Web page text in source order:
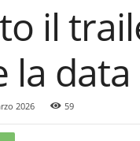
il
la
2026 59